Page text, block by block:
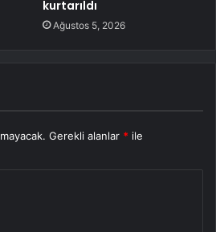
kurtarıldı
Ağustos 5, 2026
Gerekli alanlar * ile